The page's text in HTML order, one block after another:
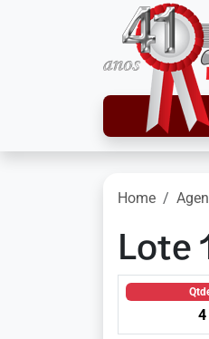
Home
Lote
4